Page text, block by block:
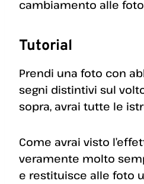
cambiamento alle
Tutorial
Prendi una foto con
segni distintivi sul
sopra, avrai tutte le
Come avrai visto
veramente molto
e restituisce alle foto